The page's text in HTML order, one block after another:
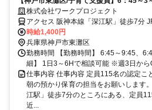
の短時間☆勤務時間相談OK
株式会社ワークプロジェクト
アクセス 阪神本線「深江駅」徒歩7分
10分
時給1,400円
兵庫県神戸市東灘区
勤務時間 【勤務時間】 6:45～9:45、
細】 1日3～6Hで相談可能 ※週3日から
仕事内容 仕事内容 定員115名の認定こ
朝の預かり保育の担当をお願いします
江駅」徒歩7分のところにある、定員
近...